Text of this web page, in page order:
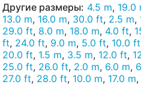
Другие размеры: 4.5 m, 19.0
13.0 m, 16.0 m, 30.0 ft, 2.5 m,
29.0 ft, 8.0 m, 18.0 m, 4.0 ft,
ft, 24.0 ft, 9.0 m, 5.0 ft, 10.0 ft
20.0 ft, 1.5 m, 3.5 m, 12.0 ft,
25.0 ft, 26.0 ft, 2.0 m, 6.0 m,
27.0 ft, 28.0 ft, 10.0 m, 17.0 m,